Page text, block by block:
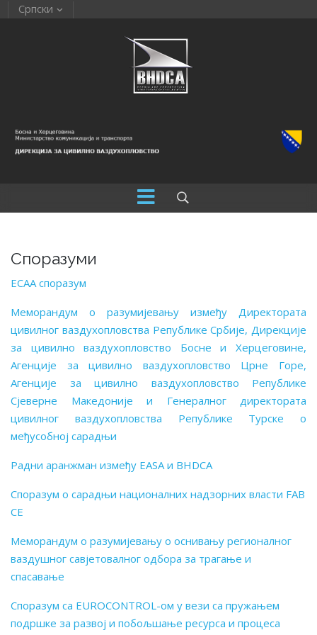
Српски
Споразуми
ECAA споразум
Меморандум о разумијевању између Директората
цивилног ваздухопловства Републике Србије, Дирекције
за цивилно ваздухопловство Босне и Херцеговине,
Агенције за цивилно ваздухопловство Црне Горе,
Агенције за цивилно ваздухопловство Републике
Сјеверне Македоније и Генералног директората
цивилног ваздухопловства Републике Турске о
међусобној сарадњи
Радни аранжман између EASA и BHDCA
Споразум о сарадњи националних надзорних власти FAB
CE
Меморандум o разумијевању о оснивању регионалног
ваздушног савјетовалног одбора за трагање и
спасавање
Споразум са EUROCONTROL-ом у вези са пружањем
подршке за развој и побољшање ресурса и процеса